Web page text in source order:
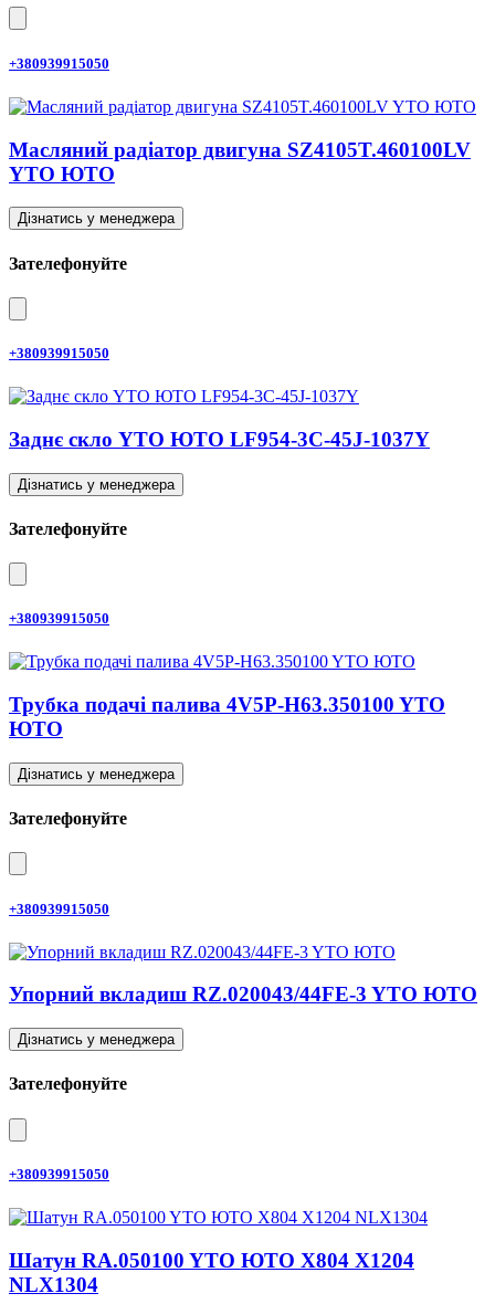
+380939915050
Масляний радіатор двигуна SZ4105T.460100LV
YTO ЮТО
Дізнатись у менеджера
Зателефонуйте
+380939915050
Заднє скло YTO ЮТО LF954-3C-45J-1037Y
Дізнатись у менеджера
Зателефонуйте
+380939915050
Трубка подачі палива 4V5P-H63.350100 YTO
ЮТО
Дізнатись у менеджера
Зателефонуйте
+380939915050
Упорний вкладиш RZ.020043/44FE-3 YTO ЮТО
Дізнатись у менеджера
Зателефонуйте
+380939915050
Шатун RA.050100 YTO ЮТО X804 X1204
NLX1304